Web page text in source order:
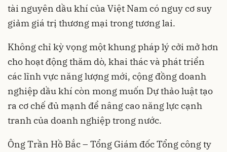
tài nguyên dầu khí của Việt Nam có nguy cơ suy
giảm giá trị thương mại trong tương lai.
Không chỉ kỳ vọng một khung pháp lý cởi mở hơn
cho hoạt động thăm dò, khai thác và phát triển
các lĩnh vực năng lượng mới, cộng đồng doanh
nghiệp dầu khí còn mong muốn Dự thảo luật tạo
ra cơ chế đủ mạnh để nâng cao năng lực cạnh
tranh của doanh nghiệp trong nước.
Ông Trần Hồ Bắc – Tổng Giám đốc Tổng công ty